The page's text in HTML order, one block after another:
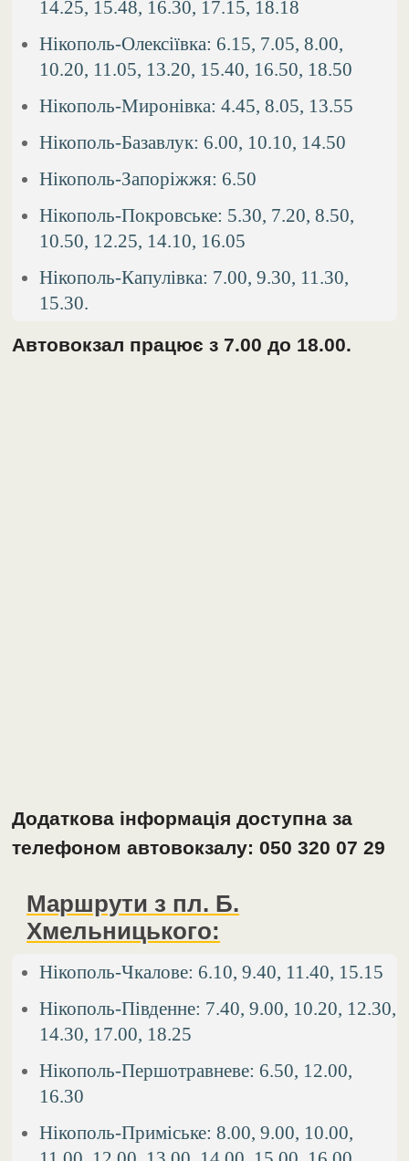
14.25, 15.48, 16.30, 17.15, 18.18
Нікополь-Олексіївка: 6.15, 7.05, 8.00,
10.20, 11.05, 13.20, 15.40, 16.50, 18.50
Нікополь-Миронівка: 4.45, 8.05, 13.55
Нікополь-Базавлук: 6.00, 10.10, 14.50
Нікополь-Запоріжжя: 6.50
Нікополь-Покровське: 5.30, 7.20, 8.50,
10.50, 12.25, 14.10, 16.05
Нікополь-Капулівка: 7.00, 9.30, 11.30,
15.30.
Автовокзал працює з 7.00 до 18.00.
Додаткова інформація доступна за
телефоном автовокзалу: 050 320 07 29
Маршрути з пл. Б.
Хмельницького:
Нікополь-Чкалове: 6.10, 9.40, 11.40, 15.15
Нікополь-Південне: 7.40, 9.00, 10.20, 12.30,
14.30, 17.00, 18.25
Нікополь-Першотравневе: 6.50, 12.00,
16.30
Нікополь-Приміське: 8.00, 9.00, 10.00,